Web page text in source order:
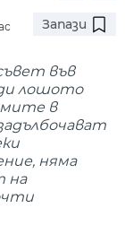
Запази
във
лошото
в
няма
на